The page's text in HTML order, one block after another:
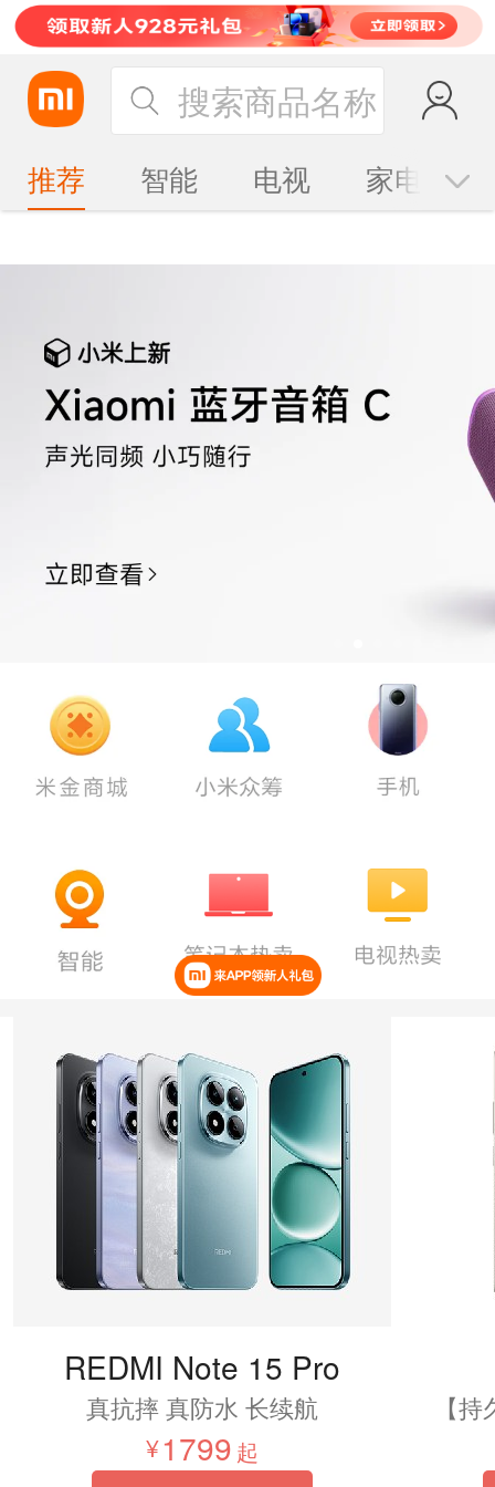
搜索商品名称
推荐 智能 电视 家电
REDMI Note 15 Pro
真抗摔 真防水 长续航
1799 起